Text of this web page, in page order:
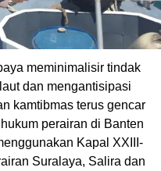
meminimalisir tindak
dan mengantisipasi
kamtibmas terus gencar
perairan di Banten
Kapal XXIII-
Suralaya, Salira dan